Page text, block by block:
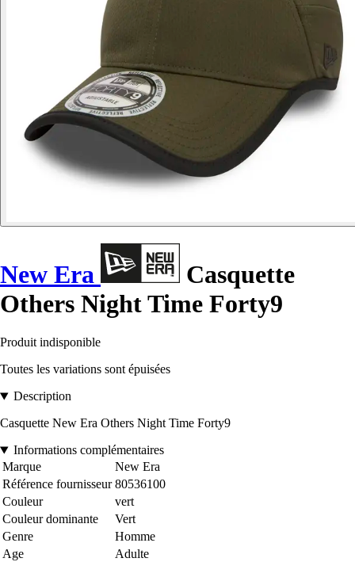
New Era
Casquette
Others Night Time Forty9
Produit indisponible
Toutes les variations sont épuisées
Description
Casquette New Era Others Night Time Forty9
Informations complémentaires
Marque
New Era
Référence fournisseur 80536100
Couleur
vert
Couleur dominante
Vert
Genre
Homme
Age
Adulte